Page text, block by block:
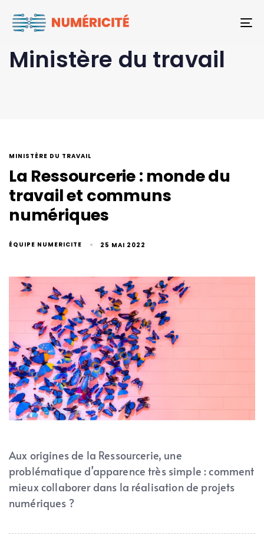
Ministère du travail
MINISTÈRE DU TRAVAIL
La Ressourcerie : monde du
travail et communs
numériques
ÉQUIPE NUMERICITE 25 MAI 2022
Aux origines de la Ressourcerie, une
problématique d’apparence très simple : comment
mieux collaborer dans la réalisation de projets
numériques ?